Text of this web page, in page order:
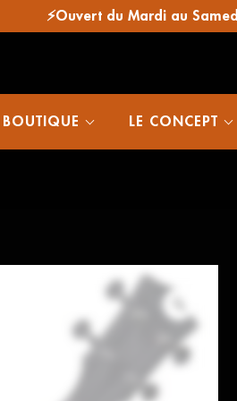
⚡Ouvert du Mardi au
LE CONCEPT